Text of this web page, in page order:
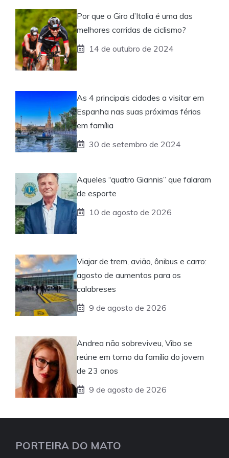
Por que o Giro d’Italia é uma das
melhores corridas de ciclismo?
14 de outubro de 2024
As 4 principais cidades a visitar em
Espanha nas suas próximas férias
em família
30 de setembro de 2024
Aqueles “quatro Giannis” que falaram
de esporte
10 de agosto de 2026
Viajar de trem, avião, ônibus e carro:
agosto de aumentos para os
calabreses
9 de agosto de 2026
Andrea não sobreviveu, Vibo se
reúne em torno da família do jovem
de 23 anos
9 de agosto de 2026
PORTEIRA DO MATO